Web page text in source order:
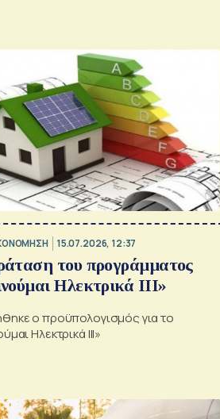
15.07.2026, 12:37
του προγράμματος
Ηλεκτρικά ΙΙΙ»
ο προϋπολογισμός για το
Ηλεκτρικά ΙΙΙ»